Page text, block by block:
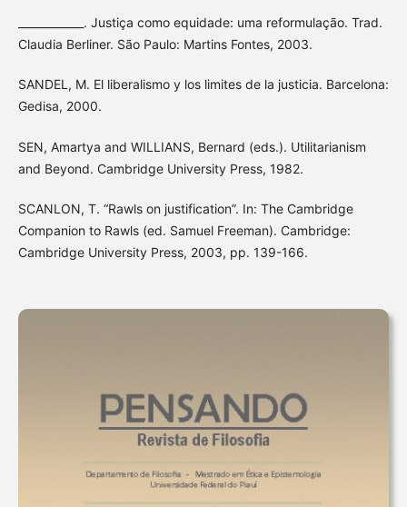
____________. Justiça como equidade: uma reformulação. Trad.
Claudia Berliner. São Paulo: Martins Fontes, 2003.
SANDEL, M. El liberalismo y los limites de la justicia. Barcelona:
Gedisa, 2000.
SEN, Amartya and WILLIANS, Bernard (eds.). Utilitarianism
and Beyond. Cambridge University Press, 1982.
SCANLON, T. “Rawls on justification”. In: The Cambridge
Companion to Rawls (ed. Samuel Freeman). Cambridge:
Cambridge University Press, 2003, pp. 139-166.